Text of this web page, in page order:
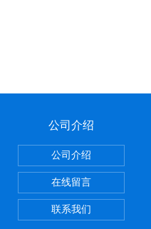
公司介绍
公司介绍
在线留言
联系我们